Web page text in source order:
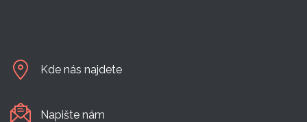
Kde nás najdete
Napište nám